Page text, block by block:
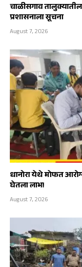
चाळीसगाव
प्रशासनाला सूचना
August 7, 2026
धानोरा येथे मोफत
घेतला लाभ!
August 7, 2026